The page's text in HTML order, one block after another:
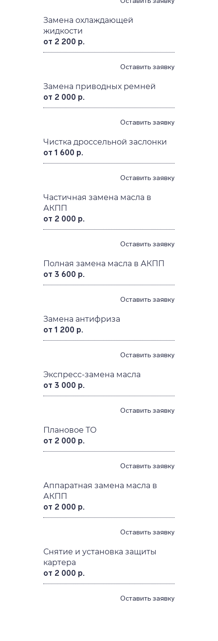
Замена охлаждающей
жидкости
от 2 200 р.
Оставить заявку
Замена приводных ремней
от 2 000 р.
Оставить заявку
Чистка дроссельной заслонки
от 1 600 р.
Оставить заявку
Частичная замена масла в
АКПП
от 2 000 р.
Оставить заявку
Полная замена масла в АКПП
от 3 600 р.
Оставить заявку
Замена антифриза
от 1 200 р.
Оставить заявку
Экспресс-замена масла
от 3 000 р.
Оставить заявку
Плановое ТО
от 2 000 р.
Оставить заявку
Аппаратная замена масла в
АКПП
от 2 000 р.
Оставить заявку
Снятие и установка защиты
картера
от 2 000 р.
Оставить заявку